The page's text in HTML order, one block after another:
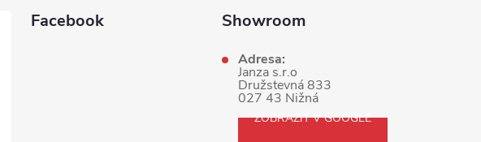
Facebook Showroom
Adresa:
Janza s.r.o
Družstevná 833
027 43 Nižná
ZOBRAZIŤ V GOOGLE